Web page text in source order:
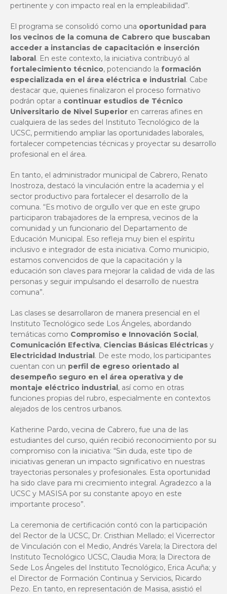
pertinente y con impacto real en la empleabilidad”.
El programa se consolidó como una oportunidad para
los vecinos de la comuna de Cabrero que buscaban
acceder a instancias de capacitación e inserción
laboral. En este contexto, la iniciativa contribuyó al
fortalecimiento técnico, potenciando la formación
especializada en el área eléctrica e industrial. Cabe
destacar que, quienes finalizaron el proceso formativo
podrán optar a continuar estudios de Técnico
Universitario de Nivel Superior en carreras afines en
cualquiera de las sedes del Instituto Tecnológico de la
UCSC, permitiendo ampliar las oportunidades laborales,
fortalecer competencias técnicas y proyectar su desarrollo
profesional en el área.
En tanto, el administrador municipal de Cabrero, Renato
Inostroza, destacó la vinculación entre la academia y el
sector productivo para fortalecer el desarrollo de la
comuna. “Es motivo de orgullo ver que en este grupo
participaron trabajadores de la empresa, vecinos de la
comunidad y un funcionario del Departamento de
Educación Municipal. Eso refleja muy bien el espíritu
inclusivo e integrador de esta iniciativa. Como municipio,
estamos convencidos de que la capacitación y la
educación son claves para mejorar la calidad de vida de las
personas y seguir impulsando el desarrollo de nuestra
comuna”.
Las clases se desarrollaron de manera presencial en el
Instituto Tecnológico sede Los Ángeles, abordando
temáticas como Compromiso e Innovación Social,
Comunicación Efectiva, Ciencias Básicas Eléctricas y
Electricidad Industrial. De este modo, los participantes
cuentan con un perfil de egreso orientado al
desempeño seguro en el área operativa y de
montaje eléctrico industrial, así como en otras
funciones propias del rubro, especialmente en contextos
alejados de los centros urbanos.
Katherine Pardo, vecina de Cabrero, fue una de las
estudiantes del curso, quién recibió reconocimiento por su
compromiso con la iniciativa: “Sin duda, este tipo de
iniciativas generan un impacto significativo en nuestras
trayectorias personales y profesionales. Esta oportunidad
ha sido clave para mi crecimiento integral. Agradezco a la
UCSC y MASISA por su constante apoyo en este
importante proceso”.
La ceremonia de certificación contó con la participación
del Rector de la UCSC, Dr. Cristhian Mellado; el Vicerrector
de Vinculación con el Medio, Andrés Varela; la Directora del
Instituto Tecnológico UCSC, Claudia Mora; la Directora de
Sede Los Ángeles del Instituto Tecnológico, Erica Acuña; y
el Director de Formación Continua y Servicios, Ricardo
Pezo. En tanto, en representación de Masisa, asistió el